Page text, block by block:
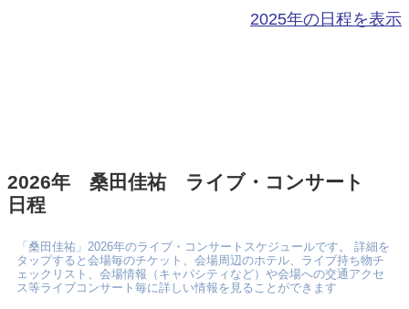
2025年の日程を表示
2026年 桑田佳祐 ライブ・コンサート
日程
「桑田佳祐」2026年のライブ・コンサートスケジュールです。 詳細を
タップすると会場毎のチケット、会場周辺のホテル、ライブ持ち物チ
ェックリスト、会場情報（キャパシティなど）や会場への交通アクセ
ス等ライブコンサート毎に詳しい情報を見ることができます